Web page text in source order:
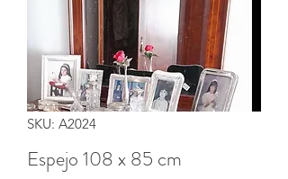
SKU: A2024
Espejo 108 x 85 cm